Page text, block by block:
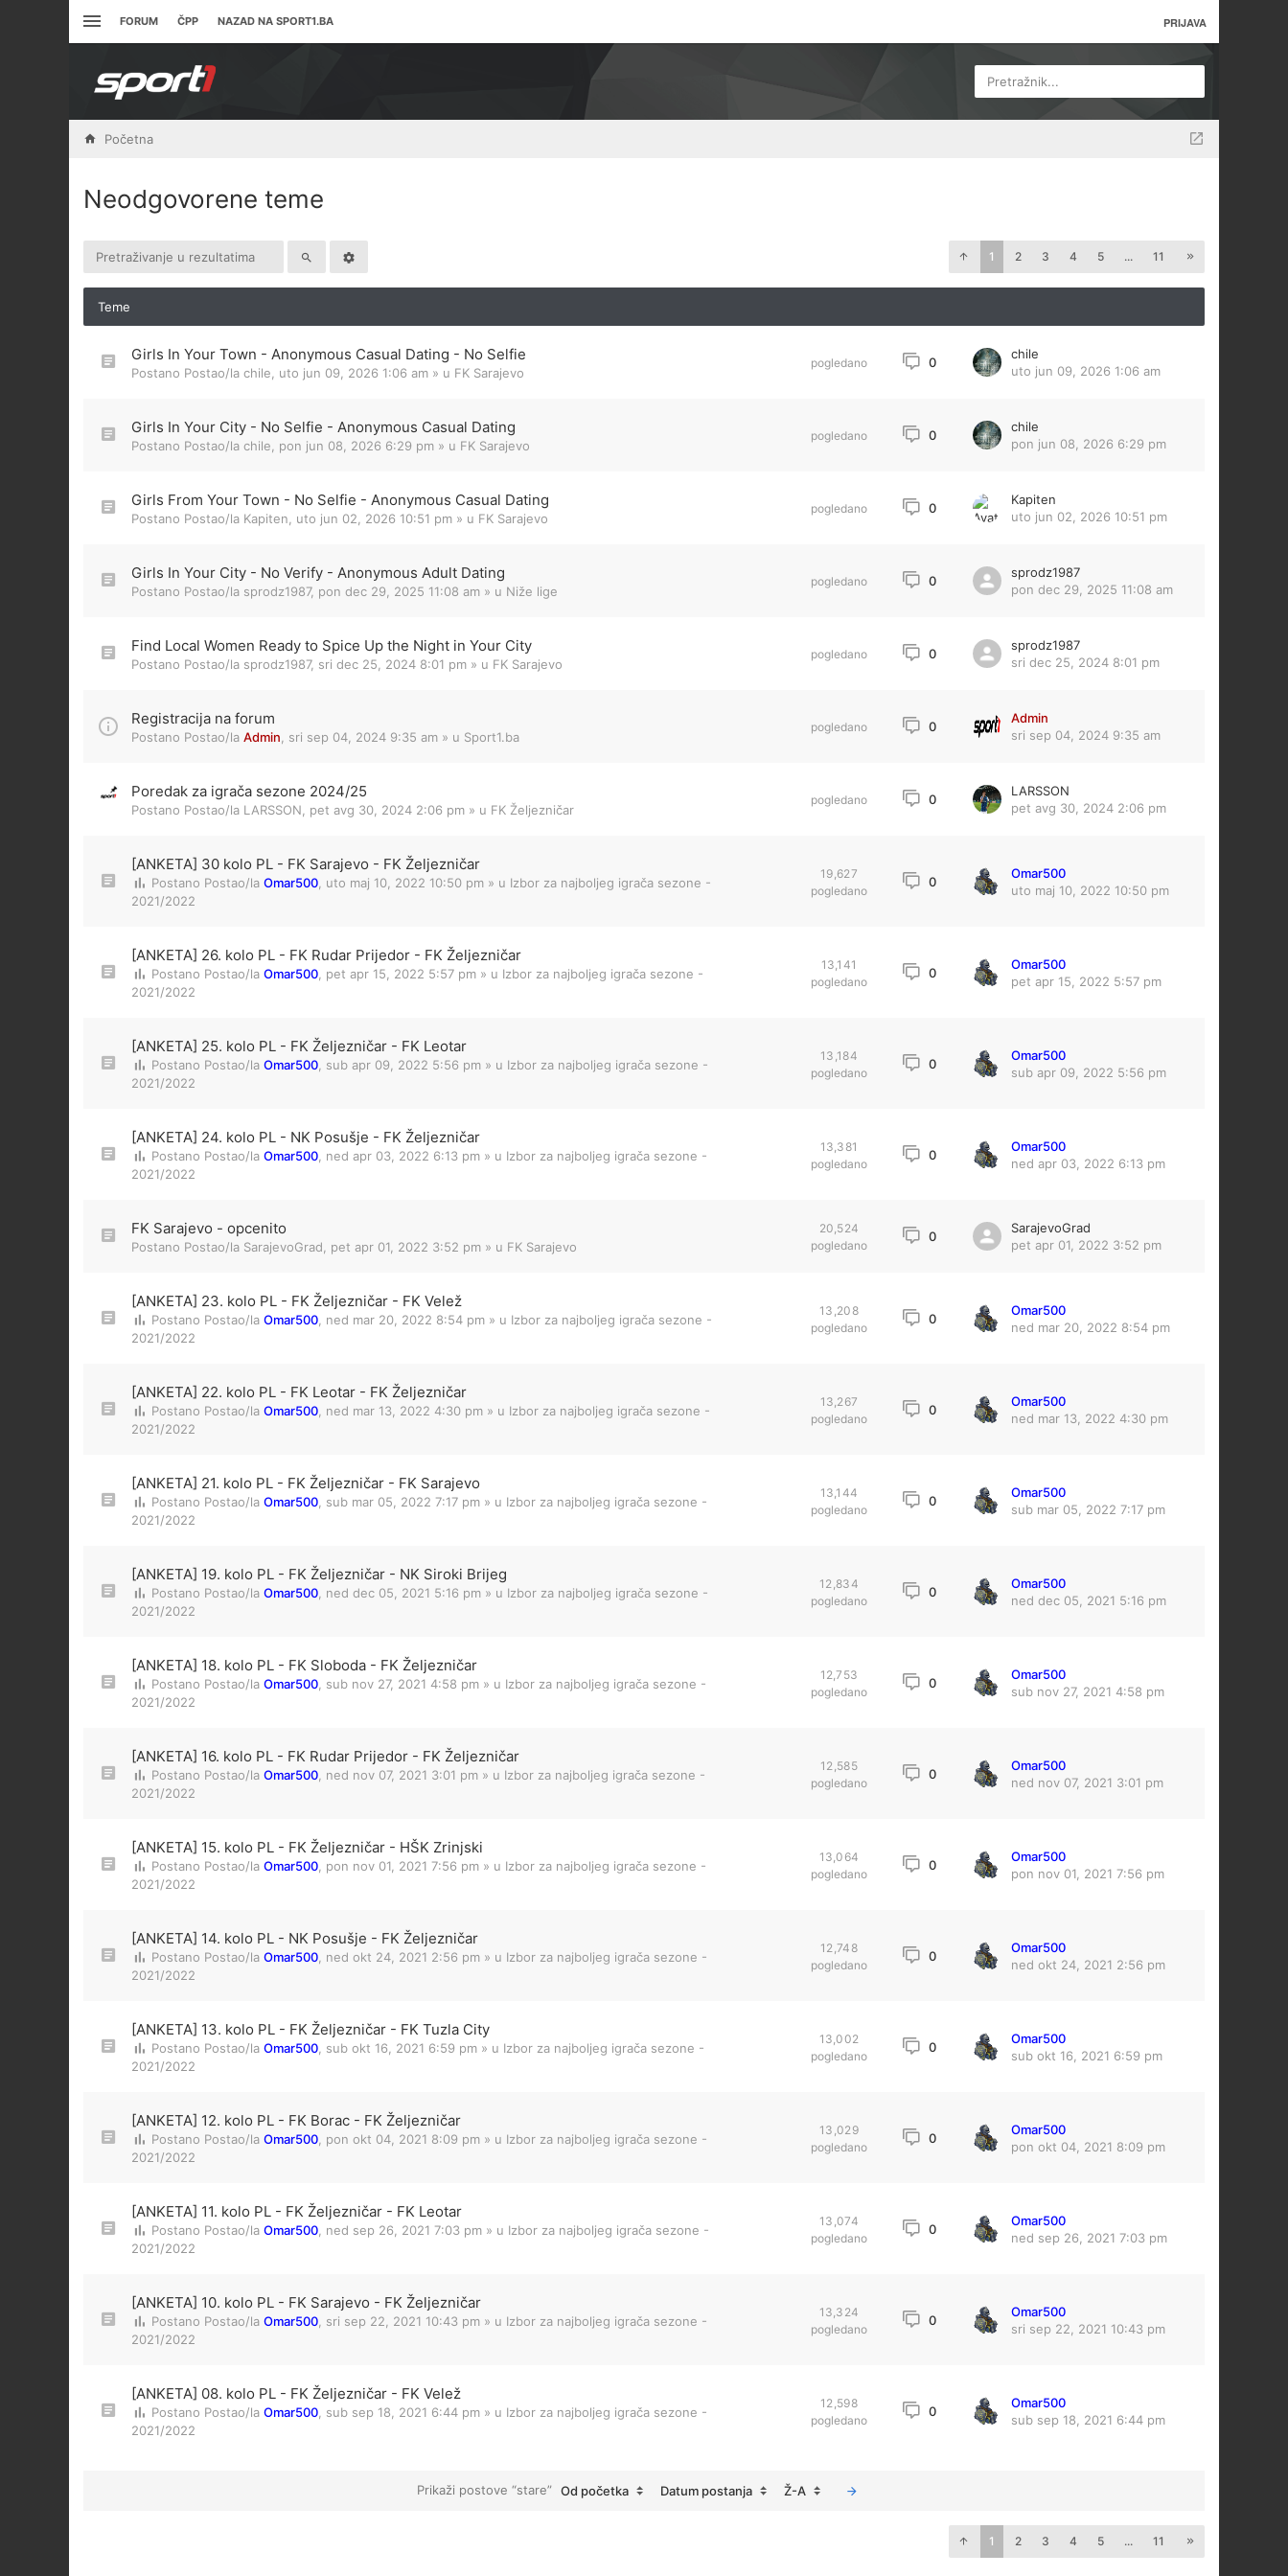
FORUM ČPP NAZAD NA SPORT1.BA PRIJAVA
Pretražnik...
Početna
Neodgovorene teme
1 2 3 4 5 ... 11
Teme
Girls In Your Town - Anonymous Casual Dating - No Selfie
Postano Postao/la chile uto jun 09, 2026 1:06 am » u FK Sarajevo
pogledano 0
chile
uto jun 09, 2026 1:06 am
Girls In Your City - No Selfie - Anonymous Casual Dating
Postano Postao/la chile pon jun 08, 2026 6:29 pm » u FK Sarajevo
pogledano 0
chile
pon jun 08, 2026 6:29 pm
Girls From Your Town - No Selfie - Anonymous Casual Dating
Postano Postao/la Kapiten uto jun 02, 2026 10:51 pm » u FK Sarajevo
pogledano 0
Kapiten
uto jun 02, 2026 10:51 pm
Girls In Your City - No Verify - Anonymous Adult Dating
Postano Postao/la sprodz1987, pon dec 29, 2025 11:08 am » u Niže lige
pogledano 0
sprodz1987
pon dec 29, 2025 11:08 am
Find Local Women Ready to Spice Up the Night in Your City
Postano Postao/la sprodz1987, sri dec 25, 2024 8:01 pm » u FK Sarajevo
pogledano 0
sprodz1987
sri dec 25, 2024 8:01 pm
Registracija na forum
Postano Postao/la Admin sri sep 04, 2024 9:35 am » u Sport1.ba
pogledano 0
Admin
sri sep 04, 2024 9:35 am
Poredak za igrača sezone 2024/25
Postano Postao/la LARSSON pet avg 30, 2024 2:06 pm » u FK Željezničar
pogledano 0
LARSSON
pet avg 30, 2024 2:06 pm
[ANKETA] 30 kolo PL - FK Sarajevo - FK Željezničar
Postano Postao/la Omar500 uto maj 10, 2022 10:50 pm » u Izbor za najboljeg igrača sezone -
2021/2022
19,627
pogledano
0
Omar500
uto maj 10, 2022 10:50 pm
[ANKETA] 26. kolo PL - FK Rudar Prijedor - FK Željezničar
Postano Postao/la Omar500 pet apr 15, 2022 5:57 pm » u Izbor za najboljeg igrača sezone -
2021/2022
13,141
pogledano
0
Omar500
pet apr 15, 2022 5:57 pm
[ANKETA] 25. kolo PL - FK Željezničar - FK Leotar
Postano Postao/la Omar500 sub apr 09, 2022 5:56 pm » u Izbor za najboljeg igrača sezone -
2021/2022
13,184
pogledano
0
Omar500
sub apr 09, 2022 5:56 pm
[ANKETA] 24. kolo PL - NK Posušje - FK Željezničar
Postano Postao/la Omar500 ned apr 03, 2022 6:13 pm » u Izbor za najboljeg igrača sezone -
2021/2022
13,381
pogledano
0
Omar500
ned apr 03, 2022 6:13 pm
FK Sarajevo - opcenito
Postano Postao/la SarajevoGrad pet apr 01, 2022 3:52 pm » u FK Sarajevo
20,524
pogledano
0
SarajevoGrad
pet apr 01, 2022 3:52 pm
[ANKETA] 23. kolo PL - FK Željezničar - FK Velež
Postano Postao/la Omar500 ned mar 20, 2022 8:54 pm » u Izbor za najboljeg igrača sezone -
2021/2022
13,208
pogledano
0
Omar500
ned mar 20, 2022 8:54 pm
[ANKETA] 22. kolo PL - FK Leotar - FK Željezničar
Postano Postao/la Omar500 ned mar 13, 2022 4:30 pm » u Izbor za najboljeg igrača sezone -
2021/2022
13,267
pogledano
0
Omar500
ned mar 13, 2022 4:30 pm
[ANKETA] 21. kolo PL - FK Željezničar - FK Sarajevo
Postano Postao/la Omar500 sub mar 05, 2022 7:17 pm » u Izbor za najboljeg igrača sezone -
2021/2022
13,144
pogledano
0
Omar500
sub mar 05, 2022 7:17 pm
[ANKETA] 19. kolo PL - FK Željezničar - NK Siroki Brijeg
Postano Postao/la Omar500 ned dec 05, 2021 5:16 pm » u Izbor za najboljeg igrača sezone -
2021/2022
12,834
pogledano
0
Omar500
ned dec 05, 2021 5:16 pm
[ANKETA] 18. kolo PL - FK Sloboda - FK Željezničar
Postano Postao/la Omar500 sub nov 27, 2021 4:58 pm » u Izbor za najboljeg igrača sezone -
2021/2022
12,753
pogledano
0
Omar500
sub nov 27, 2021 4:58 pm
[ANKETA] 16. kolo PL - FK Rudar Prijedor - FK Željezničar
Postano Postao/la Omar500 ned nov 07, 2021 3:01 pm » u Izbor za najboljeg igrača sezone -
2021/2022
12,585
pogledano
0
Omar500
ned nov 07, 2021 3:01 pm
[ANKETA] 15. kolo PL - FK Željezničar - HŠK Zrinjski
Postano Postao/la Omar500 pon nov 01, 2021 7:56 pm » u Izbor za najboljeg igrača sezone -
2021/2022
13,064
pogledano
0
Omar500
pon nov 01, 2021 7:56 pm
[ANKETA] 14. kolo PL - NK Posušje - FK Željezničar
Postano Postao/la Omar500 ned okt 24, 2021 2:56 pm » u Izbor za najboljeg igrača sezone -
2021/2022
12,748
pogledano
0
Omar500
ned okt 24, 2021 2:56 pm
[ANKETA] 13. kolo PL - FK Željezničar - FK Tuzla City
Postano Postao/la Omar500 sub okt 16, 2021 6:59 pm » u Izbor za najboljeg igrača sezone -
2021/2022
13,002
pogledano
0
Omar500
sub okt 16, 2021 6:59 pm
[ANKETA] 12. kolo PL - FK Borac - FK Željezničar
Postano Postao/la Omar500 pon okt 04, 2021 8:09 pm » u Izbor za najboljeg igrača sezone -
2021/2022
13,029
pogledano
0
Omar500
pon okt 04, 2021 8:09 pm
[ANKETA] 11. kolo PL - FK Željezničar - FK Leotar
Postano Postao/la Omar500 ned sep 26, 2021 7:03 pm » u Izbor za najboljeg igrača sezone -
2021/2022
13,074
pogledano
0
Omar500
ned sep 26, 2021 7:03 pm
[ANKETA] 10. kolo PL - FK Sarajevo - FK Željezničar
Postano Postao/la Omar500 sri sep 22, 2021 10:43 pm » u Izbor za najboljeg igrača sezone -
2021/2022
13,324
pogledano
0
Omar500
sri sep 22, 2021 10:43 pm
[ANKETA] 08. kolo PL - FK Željezničar - FK Velež
Postano Postao/la Omar500 sub sep 18, 2021 6:44 pm » u Izbor za najboljeg igrača sezone -
2021/2022
12,598
pogledano
0
Omar500
sub sep 18, 2021 6:44 pm
Prikaži postove “stare” Od početka Datum postanja Ž-A
1 2 3 4 5 ... 11